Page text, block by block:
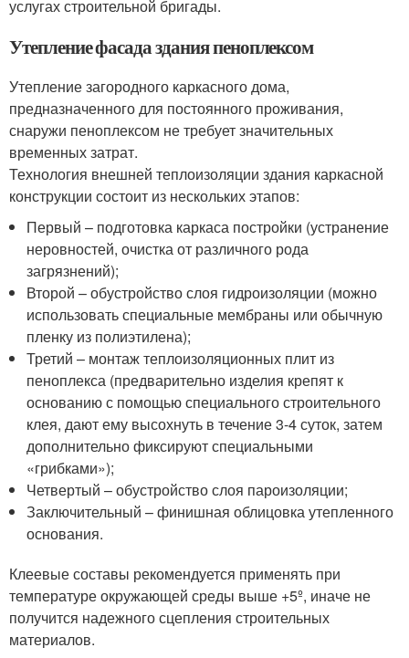
услугах строительной бригады.
Утепление фасада здания пеноплексом
Утепление загородного каркасного дома,
предназначенного для постоянного проживания,
снаружи пеноплексом не требует значительных
временных затрат.
Технология внешней теплоизоляции здания каркасной
конструкции состоит из нескольких этапов:
Первый – подготовка каркаса постройки (устранение
неровностей, очистка от различного рода
загрязнений);
Второй – обустройство слоя гидроизоляции (можно
использовать специальные мембраны или обычную
пленку из полиэтилена);
Третий – монтаж теплоизоляционных плит из
пеноплекса (предварительно изделия крепят к
основанию с помощью специального строительного
клея, дают ему высохнуть в течение 3-4 суток, затем
дополнительно фиксируют специальными
«грибками»);
Четвертый – обустройство слоя пароизоляции;
Заключительный – финишная облицовка утепленного
основания.
Клеевые составы рекомендуется применять при
температуре окружающей среды выше +5º, иначе не
получится надежного сцепления строительных
материалов.